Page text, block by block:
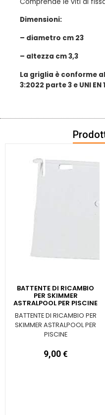
Dimensioni:
– diametro cm 23
– altezza cm 3,3
La griglia è conforme
3:2022 parte 3 e UNI EN
BATTENTE DI RICAMBIO
PER SKIMMER
ASTRALPOOL PER PISCINE
BATTENTE DI RICAMBIO PER
SKIMMER ASTRALPOOL PER
PISCINE
9,00 €